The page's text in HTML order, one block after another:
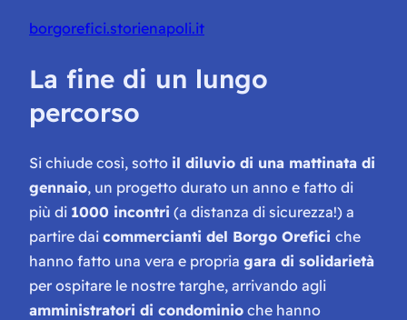
borgorefici.storienapoli.it
La fine di un lungo
percorso
Si chiude così, sotto il diluvio di una mattinata di
gennaio, un progetto durato un anno e fatto di
più di 1000 incontri (a distanza di sicurezza!) a
partire dai commercianti del Borgo Orefici che
hanno fatto una vera e propria gara di solidarietà
per ospitare le nostre targhe, arrivando agli
amministratori di condominio che hanno